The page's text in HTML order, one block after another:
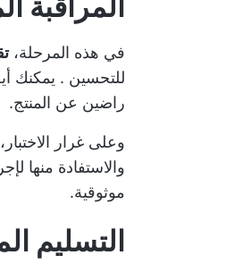
في هذه المرحلة،
للتحسين . يمكنك
راضين عن المنتج.
وعلى غرار
والاستفادة منها
موثوقية.
التسليم